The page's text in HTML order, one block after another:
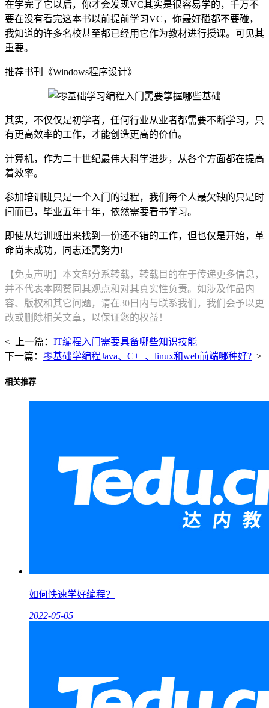
在学完了它以后，你才会发现VC其实是很容易学的，千万不
要在没有看完这本书以前提前学习VC，你最好碰都不要碰，
我知道的许多名校甚至都已经用它作为教材进行授课。可见其
重要。
推荐书刊《Windows程序设计》
其实，不仅仅是初学者，任何行业从业者都需要不断学习，只
有更高效率的工作，才能创造更高的价值。
计算机，作为二十世纪最伟大科学进步，从各个方面都在提高
着效率。
参加培训班只是一个入门的过程，我们每个人最欠缺的只是时
间而已，毕业五年十年，依然需要看书学习。
即使从培训班出来找到一份还不错的工作，但也仅是开始，革
命尚未成功，同志还需努力!
【免责声明】本文部分系转载，转载目的在于传递更多信息，
并不代表本网赞同其观点和对其真实性负责。如涉及作品内
容、版权和其它问题，请在30日内与联系我们，我们会予以更
改或删除相关文章，以保证您的权益！
< 上一篇： IT编程入门需要具备哪些知识技能
下一篇： 零基础学编程Java、C++、linux和web前端哪种好? >
相关推荐
如何快速学好编程？
2022-05-05